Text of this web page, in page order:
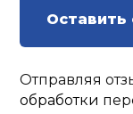
Оставить
Отправляя
обработки